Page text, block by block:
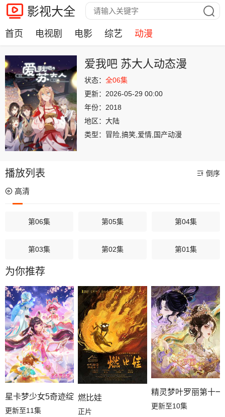
影视大全
首页 电视剧 电影 综艺 动漫
爱我吧 苏大人动态漫
状态： 全06集
更新： 2026-05-29 00:00
年份： 2018
地区： 大陆
类型： 冒险,搞笑,爱情,国产动漫
播放列表 倒序
高清
第06集 第05集 第04集
第03集 第02集 第01集
为你推荐
星卡梦少女5奇迹绽放
更新至11集
燃比娃
正片
精灵梦叶罗丽第十
更新至10集